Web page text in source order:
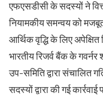
एफएसडीसी के सदस्यों ने
नियामकीय समन्वय को
आर्थिक वृद्धि के लिए
भारतीय रिजर्व बैंक के
उप-समिति द्वारा संचालित
सदस्यों द्वारा की गई कार्रवाई